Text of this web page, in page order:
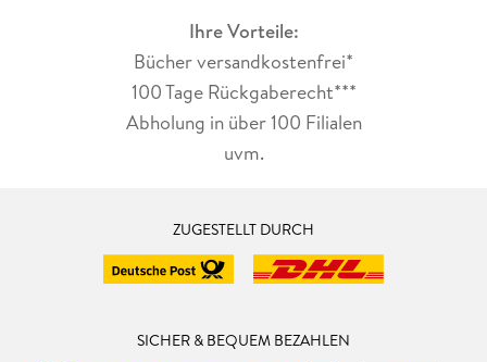
Ihre Vorteile:
Bücher versandkostenfrei*
100 Tage Rückgaberecht***
Abholung in über 100 Filialen
uvm.
ZUGESTELLT DURCH
SICHER & BEQUEM BEZAHLEN